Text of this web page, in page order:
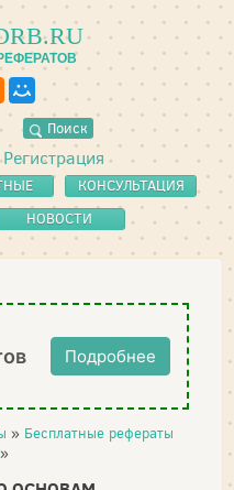
Поиск
Регистрация
КОНСУЛЬТАЦИЯ
НОВОСТИ
Подробнее
» Бесплатные рефераты
»